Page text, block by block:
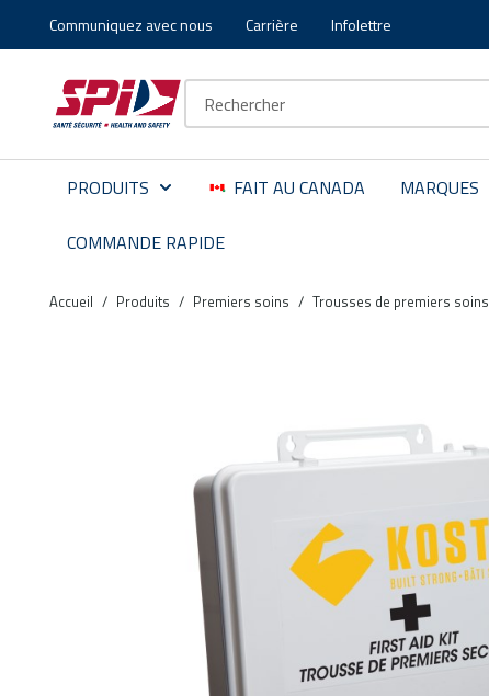
Aller au contenu principal
Skip to menu
Skip to footer
Communiquez avec nous Carrière Infolettre
PRODUITS FAIT AU CANADA MARQUES
COMMANDE RAPIDE
Accueil / Produits / Premiers soins / Trousses de premiers soins